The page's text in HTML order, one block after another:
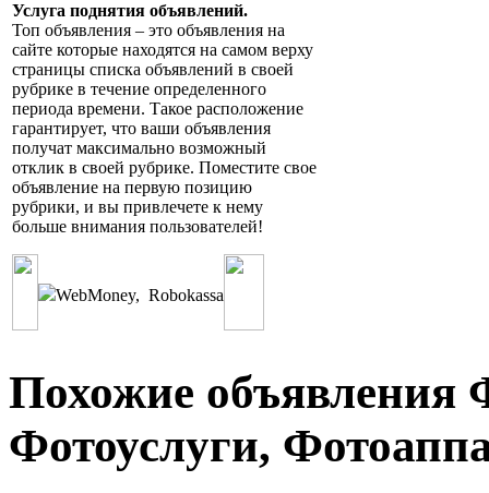
Услуга поднятия объявлений.
Топ объявления – это объявления на
сайте которые находятся на самом верху
страницы списка объявлений в своей
рубрике в течение определенного
периода времени. Такое расположение
гарантирует, что ваши объявления
получат максимально возможный
отклик в своей рубрике. Поместите свое
объявление на первую позицию
рубрики, и вы привлечете к нему
больше внимания пользователей!
WebMoney, Robokassa
Похожие объявления
Фотоуслуги,